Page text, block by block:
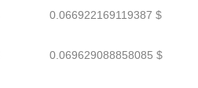
0.066922169119387 $
0.069629088858085 $